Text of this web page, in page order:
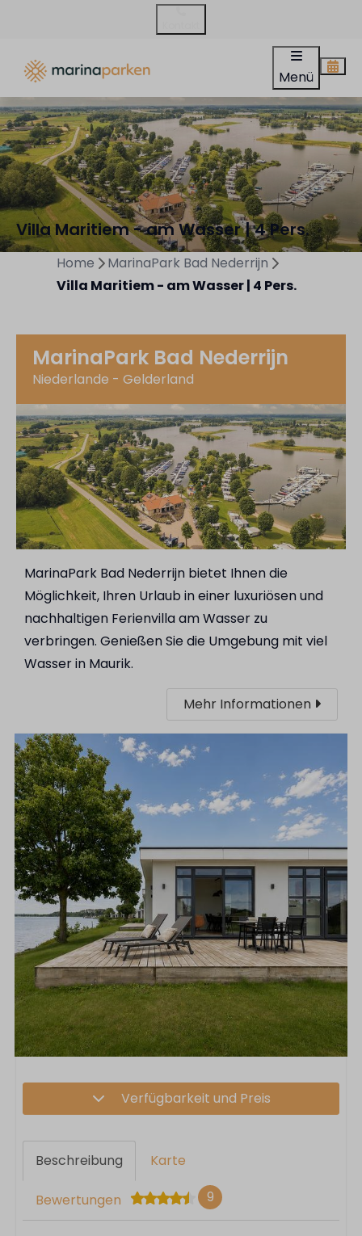
Menü
Villa Maritiem - am Wasser | 4 Pers.
Home
MarinaPark Bad Nederrijn
Villa Maritiem - am Wasser | 4 Pers.
MarinaPark Bad Nederrijn
Niederlande - Gelderland
MarinaPark Bad Nederrijn bietet Ihnen die
Möglichkeit, Ihren Urlaub in einer luxuriösen und
nachhaltigen Ferienvilla am Wasser zu
verbringen. Genießen Sie die Umgebung mit viel
Wasser in Maurik.
Mehr Informationen
Verfügbarkeit und Preis
Beschreibung Karte
Bewertungen 9